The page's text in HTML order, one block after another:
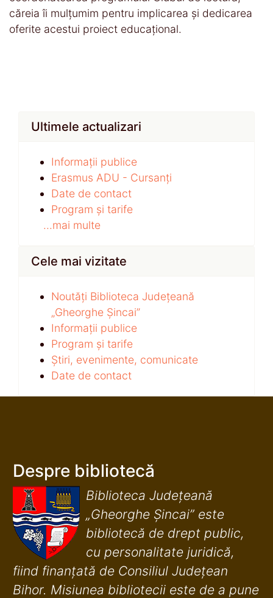
căreia îi mulțumim pentru implicarea și dedicarea
oferite acestui proiect educațional.
Ultimele actualizari
Informații publice
Erasmus ADU - Cursanți
Date de contact
Program și tarife
...mai multe
Cele mai vizitate
Noutăți Biblioteca Județeană
„Gheorghe Șincai”
Informații publice
Program și tarife
Știri, evenimente, comunicate
Date de contact
Despre bibliotecă
Biblioteca Județeană
„Gheorghe Șincai” este
bibliotecă de drept public,
cu personalitate juridică,
fiind finanţată de Consiliul Judeţean
Bihor. Misiunea bibliotecii este de a pune